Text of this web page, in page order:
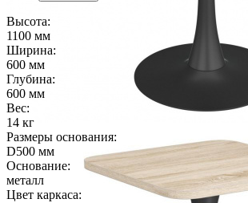
Высота:
1100 мм
Ширина:
600 мм
Глубина:
600 мм
Вес:
14 кг
Размеры основания:
D500 мм
Основание:
металл
Цвет каркаса: